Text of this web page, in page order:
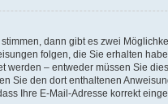
dann gibt es zwei
folgen, die Sie erhalten
– entweder müssen Sie
Sie den dort enthaltenen
Ihre E-Mail-Adresse korrekt